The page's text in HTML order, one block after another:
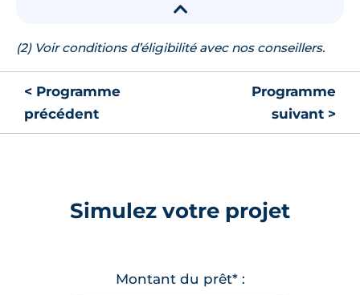
▾
(2) Voir conditions d’éligibilité avec nos conseillers.
< Programme
précédent
Programme
suivant >
Simulez votre projet
Montant du prêt* :